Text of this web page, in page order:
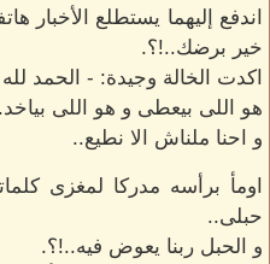
اندفع إليهما يستطلع
خير برضك..!؟.
اكدت الخالة وجيدة: - الحمد
هو اللى بيعطى و هو اللى
و احنا ملناش الا نطيع..
اومأ برأسه مدركا لمغزى
حبلى..
و الحبل ربنا يعوض فيه..!؟.